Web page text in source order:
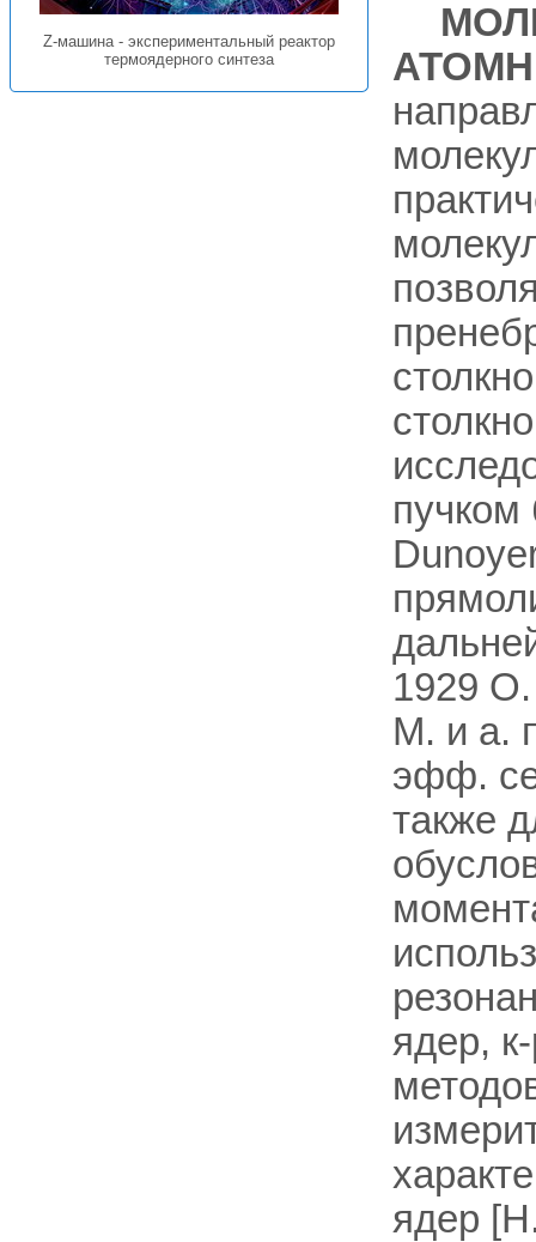
Z-машина - экспериментальный реактор
термоядерного синтеза
1929
M. и а.
эфф.
также
ядер,
ядер